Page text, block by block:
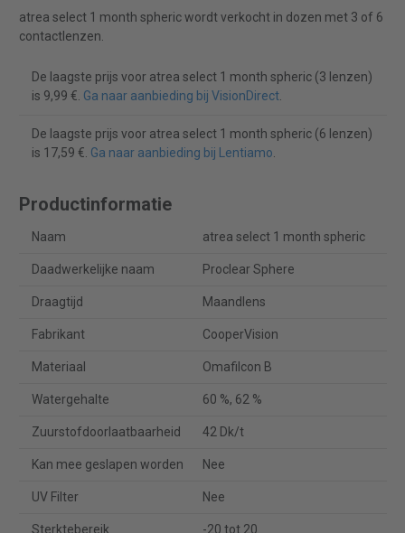
atrea select 1 month spheric wordt verkocht in dozen met 3 of 6
contactlenzen.
De laagste prijs voor atrea select 1 month spheric (3 lenzen)
is 9,99 €. Ga naar aanbieding bij VisionDirect.
De laagste prijs voor atrea select 1 month spheric (6 lenzen)
is 17,59 €. Ga naar aanbieding bij Lentiamo.
Productinformatie
Naam atrea select 1 month spheric
Daadwerkelijke naam Proclear Sphere
Draagtijd Maandlens
Fabrikant CooperVision
Materiaal Omafilcon B
Watergehalte 60 %, 62 %
Zuurstofdoorlaatbaarheid 42 Dk/t
Kan mee geslapen worden Nee
UV Filter Nee
Sterktebereik -20 tot 20